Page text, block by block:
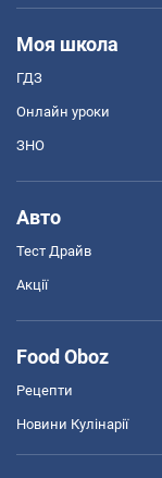
Моя школа
ГДЗ
Онлайн уроки
ЗНО
Авто
Тест Драйв
Акції
Food Oboz
Рецепти
Новини Кулінарії